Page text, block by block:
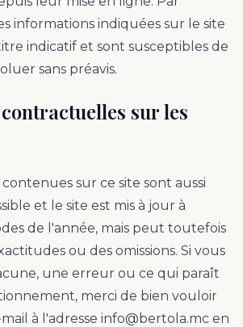
informations indiquées sur le site
indicatif et sont susceptibles de
sans préavis.
sur les
sur ce site sont aussi
et le site est mis à jour à
de l'année, mais peut toutefois
ou des omissions. Si vous
une erreur ou ce qui paraît
merci de bien vouloir
à l'adresse info@bertola.mc en